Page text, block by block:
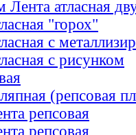
Лента атласная
"горох"
с
с рисунком
(репсовая
репсовая
репсовая